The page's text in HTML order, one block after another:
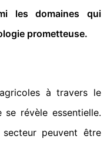
les domaines qui
prometteuse.
à travers le
se révèle essentielle.
peuvent être